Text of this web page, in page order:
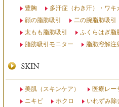
豊胸 多汗症（わき汗）・ワキ
顔の脂肪吸引
二の腕脂肪吸引
太もも脂肪吸引
ふくらはぎ脂
脂肪吸引モニター
脂肪溶解注
美肌（スキンケア） 医療レー
ニキビ
ホクロ いれずみ除